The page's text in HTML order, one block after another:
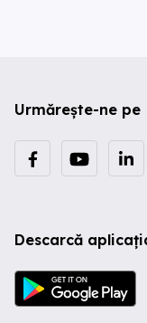
Urmărește-ne pe
Descarcă